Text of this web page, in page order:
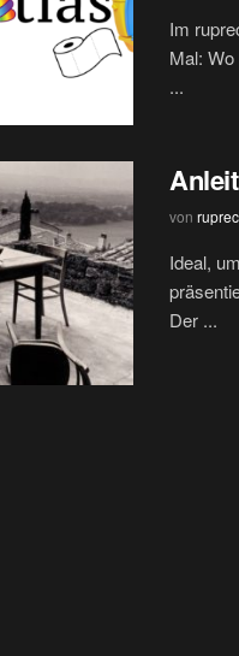
Im
Mal:
...
von
Ideal,
Der ...